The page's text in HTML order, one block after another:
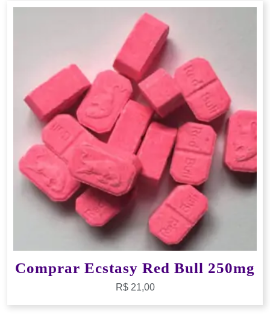
Comprar Ecstasy Red Bull 250mg
R$21,00